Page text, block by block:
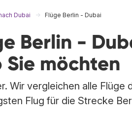
Dubai Flüge Berlin - Dubai
Berlin -
möchten
Wir vergleichen alle Flüge
Flug für die Strecke